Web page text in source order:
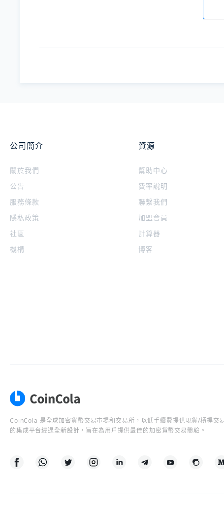
公司簡介
關於我們
公告
服務條款
隱私政策
社區
機構
資源
幫助中心
費率說明
聯繫我們
加盟會員
計算器
博客
CoinCola 是全球加密貨幣交易市場和交易所，以低手續費提供現貨/槓桿交
的集成平台經過全新設計，旨在為用戶提供最佳的加密貨幣交易體驗。